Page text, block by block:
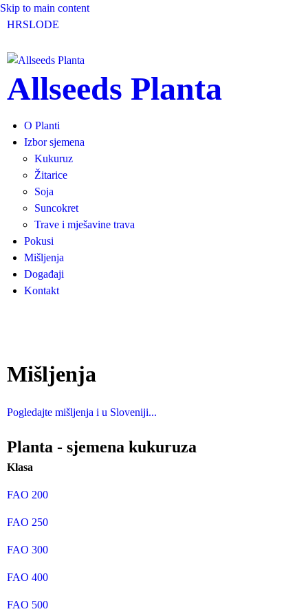
Skip to main content
HRSLODE
Allseeds Planta
O Planti
Izbor sjemena
Kukuruz
Žitarice
Soja
Suncokret
Trave i mješavine trava
Pokusi
Mišljenja
Događaji
Kontakt
Mišljenja
Pogledajte mišljenja i u Sloveniji...
Planta - sjemena kukuruza
Klasa
FAO 200
FAO 250
FAO 300
FAO 400
FAO 500